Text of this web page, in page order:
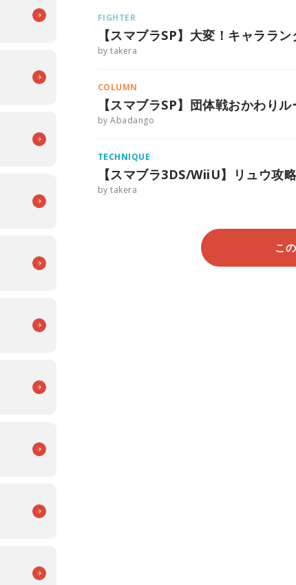
FIGHTER
【スマブラSP】大変！キャララ
by takera
COLUMN
【スマブラSP】団体戦おかわり
by Abadango
TECHNIQUE
【スマブラ3DS/WiiU】リュウ
by takera
こ